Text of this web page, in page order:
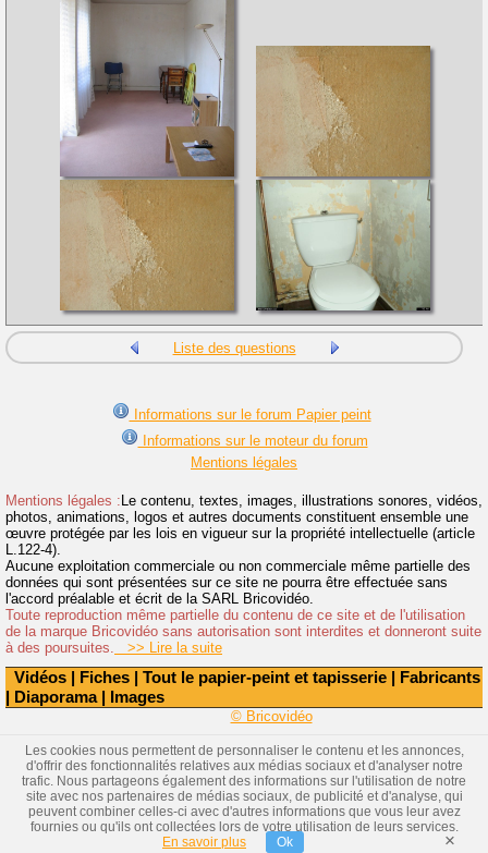
Vidéos | Fiches | Tout le papier-peint et tapisserie | Fabricants
| Diaporama| Images
Liste des questions
Informations sur le forum Papier peint
Informations sur le moteur du forum
Mentions légales
Mentions légales : Le contenu, textes, images, illustrations sonores, vidéos,
photos, animations, logos et autres documents constituent ensemble une
œuvre protégée par les lois en vigueur sur la propriété intellectuelle (article
L.122-4).
Aucune exploitation commerciale ou non commerciale même partielle des
données qui sont présentées sur ce site ne pourra être effectuée sans
l'accord préalable et écrit de la SARL Bricovidéo.
Toute reproduction même partielle du contenu de ce site et de l'utilisation
de la marque Bricovidéo sans autorisation sont interdites et donneront suite
à des poursuites. >> Lire la suite
© Bricovidéo
Les cookies nous permettent de personnaliser le contenu et les annonces,
d'offrir des fonctionnalités relatives aux médias sociaux et d'analyser notre
trafic. Nous partageons également des informations sur l'utilisation de notre
site avec nos partenaires de médias sociaux, de publicité et d'analyse, qui
peuvent combiner celles-ci avec d'autres informations que vous leur avez
fournies ou qu'ils ont collectées lors de votre utilisation de leurs services.
En savoir plus
Ok ×